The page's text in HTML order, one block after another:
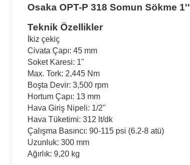
Osaka OPT-P 318 Somun Sökme 1''
Teknik Özellikler
İkiz çekiç
Civata Çapı: 45 mm
Soket Karesi: 1"
Max. Tork: 2,445 Nm
Boşta Devir: 3,500 rpm
Hortum Çapı: 13 mm
Hava Giriş Nipeli: 1/2"
Hava Tüketimi: 312 lt/dk
Çalışma Basıncı: 90-115 psi (6.2-8 atü)
Uzunluk: 300 mm
Ağırlık: 9,20 kg